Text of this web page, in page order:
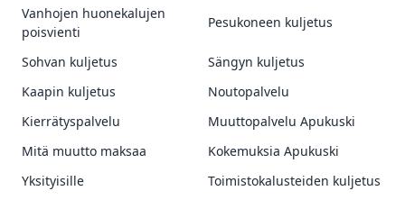
Vanhojen huonekalujen
poisvienti
Pesukoneen kuljetus
Sohvan kuljetus
Sängyn kuljetus
Kaapin kuljetus
Noutopalvelu
Kierrätyspalvelu
Muuttopalvelu Apukuski
Mitä muutto maksaa
Kokemuksia Apukuski
Yksityisille
Toimistokalusteiden kuljetus